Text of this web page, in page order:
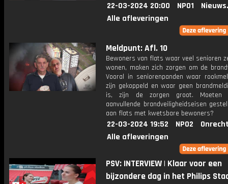
22-03-2024 20:00 NPO1
Alle afleveringen
Meldpunt: Afl. 10
Bewoners van flats waar veel senioren
wonen, maken zich zorgen om de
Vooral in seniorenpanden waar
zijn gekoppeld en waar geen
is, zijn de zorgen groot. Moeten
aanvullende brandveiligheidseisen
aan flats met kwetsbare bewoners?
22-03-2024 19:52 NPO2
Alle afleveringen
PSV: INTERVIEW | Klaar voor een
bijzondere dag in het Philips